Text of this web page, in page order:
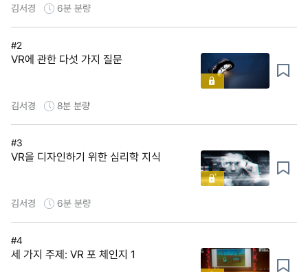
김서경 6분 분량
#2
VR에 관한 다섯 가지 질문
김서경 8분 분량
#3
VR을 디자인하기 위한 심리학 지식
김서경 6분 분량
#4
세 가지 주제: VR 포 체인지 1